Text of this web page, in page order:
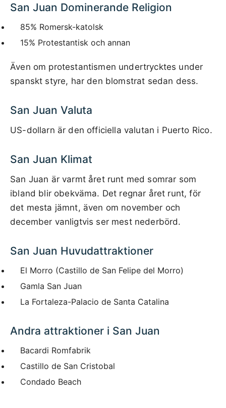
San Juan Dominerande Religion
85% Romersk-katolsk
15% Protestantisk och annan
Även om protestantismen undertrycktes under
spanskt styre, har den blomstrat sedan dess.
San Juan Valuta
US-dollarn är den officiella valutan i Puerto Rico.
San Juan Klimat
San Juan är varmt året runt med somrar som
ibland blir obekväma. Det regnar året runt, för
det mesta jämnt, även om november och
december vanligtvis ser mest nederbörd.
San Juan Huvudattraktioner
El Morro (Castillo de San Felipe del Morro)
Gamla San Juan
La Fortaleza-Palacio de Santa Catalina
Andra attraktioner i San Juan
Bacardi Romfabrik
Castillo de San Cristobal
Condado Beach